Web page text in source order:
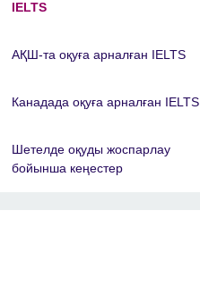
IELTS
АҚШ-та оқуға арналған IELTS
Канадада оқуға арналған IELTS
Шетелде оқуды жоспарлау
бойынша кеңестер